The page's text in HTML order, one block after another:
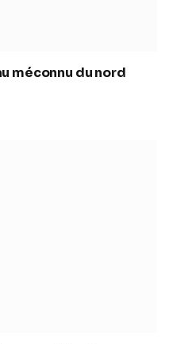
méconnu du nord